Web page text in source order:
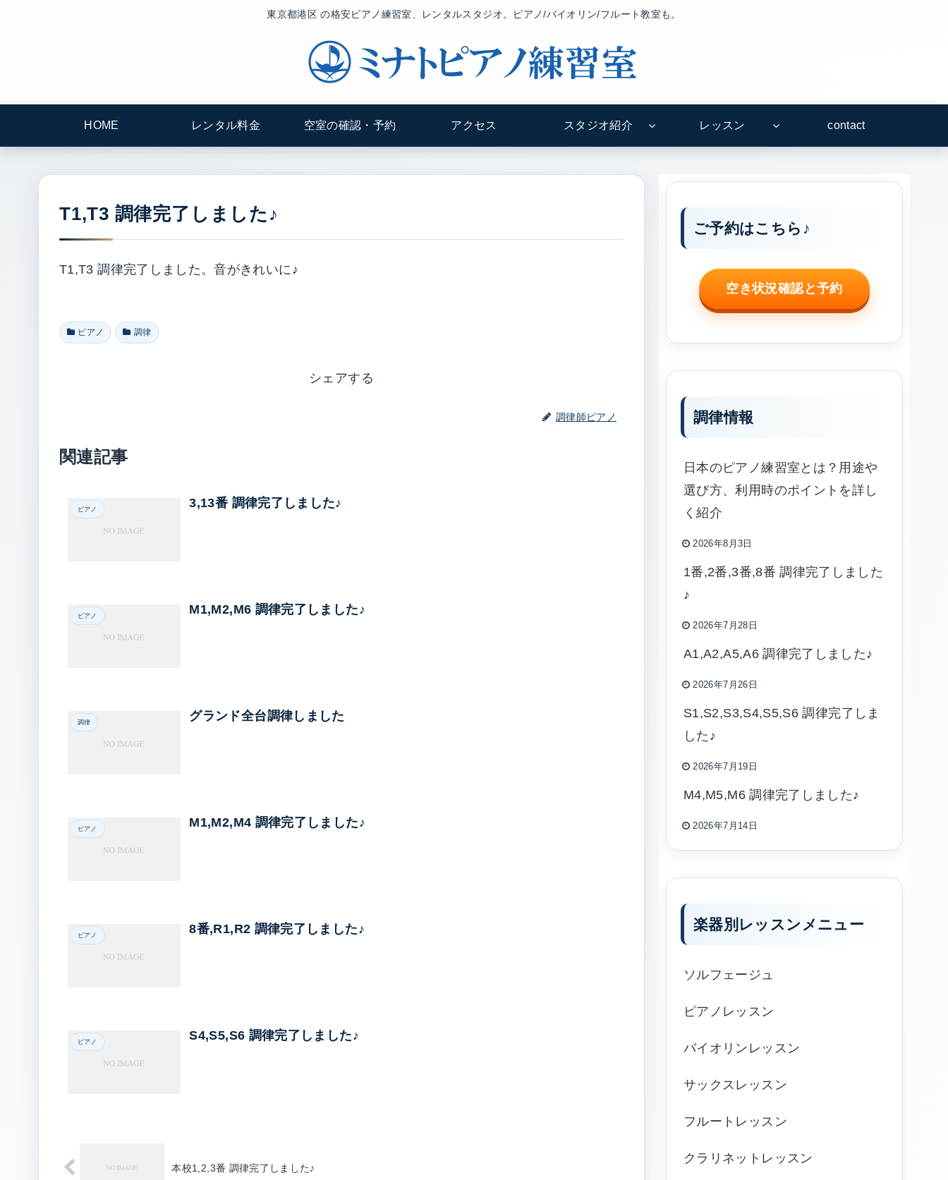
東京都港区 の格安ピアノ練習室、レンタルスタジオ。ピアノ/バイオリン/フルート教室も。
HOME レンタル料金 空室の確認・予約 アクセス スタジオ紹介 レッスン contact
T1,T3 調律完了しました♪
T1,T3 調律完了しました。音がきれいに♪
ピアノ 調律
シェアする
調律師ピアノ
関連記事
ピアノ 3,13番 調律完了しました♪
ピアノ M1,M2,M6 調律完了しました♪
調律 グランド全台調律しました
ピアノ M1,M2,M4 調律完了しました♪
ピアノ 8番,R1,R2 調律完了しました♪
ピアノ S4,S5,S6 調律完了しました♪
本校1,2,3番 調律完了しました♪
ご予約はこちら♪
空き状況確認と予約
調律情報
日本のピアノ練習室とは？用途や
選び方、利用時のポイントを詳し
く紹介
2026年8月3日
1番,2番,3番,8番 調律完了しました
♪
2026年7月28日
A1,A2,A5,A6 調律完了しました♪
2026年7月26日
S1,S2,S3,S4,S5,S6 調律完了しま
した♪
2026年7月19日
M4,M5,M6 調律完了しました♪
2026年7月14日
楽器別レッスンメニュー
ソルフェージュ
ピアノレッスン
バイオリンレッスン
サックスレッスン
フルートレッスン
クラリネットレッスン